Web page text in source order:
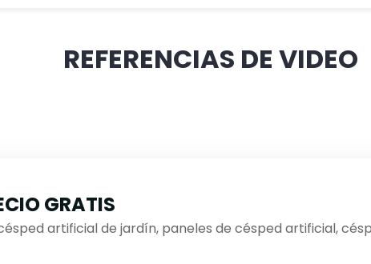
REFERENCIAS DE VIDEO
GRATIS
artificial de jardín, paneles de césped artificial,